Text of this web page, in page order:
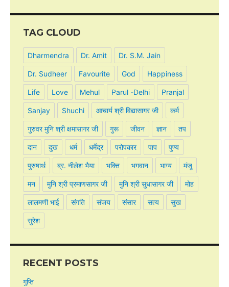
TAG CLOUD
Dharmendra Dr. Amit Dr. S.M. Jain
Dr. Sudheer Favourite God Happiness
Life Love Mehul Parul -Delhi Pranjal
Sanjay Shuchi आचार्य श्री विद्यासागर जी कर्म
गुरुवर मुनि श्री क्षमासागर जी गुरू जीवन ज्ञान तप
दान दुख धर्म धर्मेंद्र परोपकार पाप पुण्य
पुरुषार्थ ब्र. नीलेश भैया भक्ति भगवान भाग्य मंजू
मन मुनि श्री प्रमाणसागर जी मुनि श्री सुधासागर जी मोह
लालमणी भाई संगति संजय संसार सत्य सुख
सुरेश
RECENT POSTS
गुप्ति